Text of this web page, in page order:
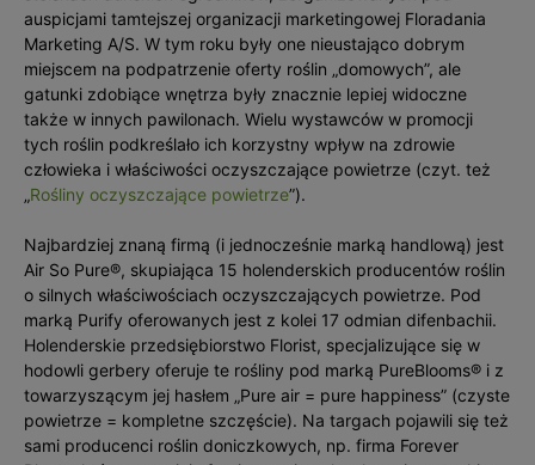
auspicjami tamtejszej organizacji marketingowej Floradania
Marketing A/S. W tym roku były one nieustająco dobrym
miejscem na podpatrzenie oferty roślin „domowych”, ale
gatunki zdobiące wnętrza były znacznie lepiej widoczne
także w innych pawilonach. Wielu wystawców w promocji
tych roślin podkreślało ich korzystny wpływ na zdrowie
człowieka i właściwości oczyszczające powietrze (czyt. też
„ Rośliny oczyszczające powietrze”).
Najbardziej znaną firmą (i jednocześnie marką handlową) jest
Air So Pure®, skupiająca 15 holenderskich producentów roślin
o silnych właściwościach oczyszczających powietrze. Pod
marką Purify oferowanych jest z kolei 17 odmian difenbachii.
Holenderskie przedsiębiorstwo Florist, specjalizujące się w
hodowli gerbery oferuje te rośliny pod marką PureBlooms® i z
towarzyszącym jej hasłem „Pure air = pure happiness” (czyste
powietrze = kompletne szczęście). Na targach pojawili się też
sami producenci roślin doniczkowych, np. firma Forever